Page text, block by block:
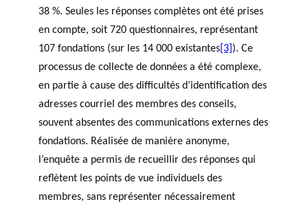
38 %. Seules les réponses complètes ont été prises
en compte, soit 720 questionnaires, représentant
107 fondations (sur les 14 000 existantes [3] ). Ce
processus de collecte de données a été complexe,
en partie à cause des difficultés d’identification des
adresses courriel des membres des conseils,
souvent absentes des communications externes des
fondations. Réalisée de manière anonyme,
l’enquête a permis de recueillir des réponses qui
reflètent les points de vue individuels des
membres, sans représenter nécessairement